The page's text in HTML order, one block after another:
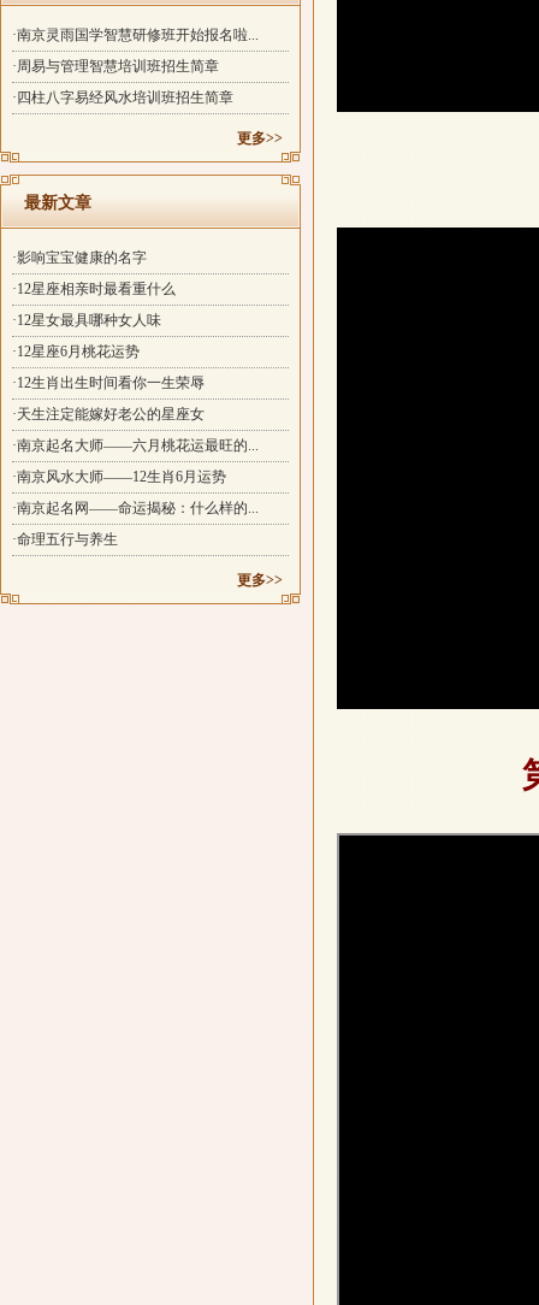
·南京灵雨国学智慧研修班开始报名啦...
·周易与管理智慧培训班招生简章
·四柱八字易经风水培训班招生简章
更多>>
最新文章
·影响宝宝健康的名字
·12星座相亲时最看重什么
·12星女最具哪种女人味
·12星座6月桃花运势
·12生肖出生时间看你一生荣辱
·天生注定能嫁好老公的星座女
·南京起名大师——六月桃花运最旺的...
·南京风水大师——12生肖6月运势
·南京起名网——命运揭秘：什么样的...
·命理五行与养生
更多>>